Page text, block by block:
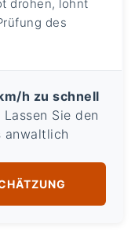
drohen, lohnt
des
h zu schnell
Sie den
anwaltlich